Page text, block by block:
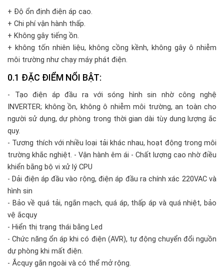
+ Độ ổn định điện áp cao.
+ Chi phí vận hành thấp.
+ Không gây tiếng ồn.
+ không tốn nhiên liệu, không cồng kềnh, không gây ô nhiễm
môi trường như chạy máy phát điện.
ĐẶC ĐIỂM NỔI BẬT:
- Tạo điện áp đầu ra với sóng hình sin nhờ công nghệ
INVERTER; không ồn, không ô nhiễm môi trường, an toàn cho
người sử dụng, dự phòng trong thời gian dài tùy dung lượng ắc
quy.
- Tương thích với nhiều loại tải khác nhau, hoạt động trong môi
trường khắc nghiệt. - Vận hành êm ái - Chất lượng cao nhờ điều
khiển bằng bộ vi xử lý CPU
- Dải điện áp đầu vào rộng, điện áp đầu ra chính xác 220VAC và
hình sin
- Bảo về quá tải, ngắn mạch, quá áp, thấp áp và quá nhiệt, bảo
vệ ắcquy
- Hiển thị trạng thái bằng Led
- Chức năng ổn áp khi có điện (AVR), tự động chuyển đổi nguồn
dự phòng khi mất điện.
- Ắcquy gắn ngoài và có thể mở rộng.